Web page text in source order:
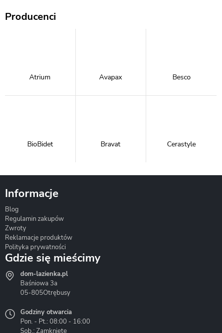
Producenci
Atrium Avapax Besco
BioBidet Bravat Cerastyle
Hydrostop
Informacje
Blog
Regulamin zakupów
Zwroty
Reklamacje produktów
Polityka prywatności
Gdzie się mieścimy
dom-lazienka.pl
Baśniowa 3a
05-805Otrębusy
Godziny otwarcia
Pon. - Pt.: 08:00 - 16:00
Sob.: Zamknięte